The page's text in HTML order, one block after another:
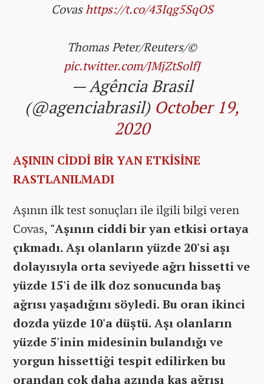
Covashttps://t.co/43Iqg5SqOS
Thomas Peter/Reuters/©
pic.twitter.com/JMjZtSolfJ
— Agência Brasil
(@agenciabrasil) October 19,
2020
AŞININ CİDDİ BİR YAN ETKİSİNE
RASTLANILMADI
Aşının ilk test sonuçları ile ilgili bilgi veren
Covas, "Aşının ciddi bir yan etkisi ortaya
çıkmadı. Aşı olanların yüzde 20'si aşı
dolayısıyla orta seviyede ağrı hissetti ve
yüzde 15'i de ilk doz sonucunda baş
ağrısı yaşadığını söyledi. Bu oran ikinci
dozda yüzde 10'a düştü. Aşı olanların
yüzde 5'inin midesinin bulandığı ve
yorgun hissettiği tespit edilirken bu
orandan çok daha azında kas ağrısı